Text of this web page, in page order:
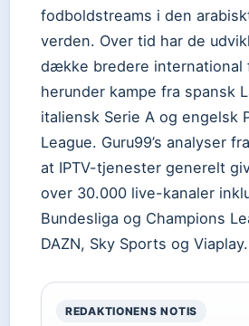
fodboldstreams i den
verden. Over tid har de
dække bredere international
herunder kampe fra spansk
italiensk Serie A og engelsk
League. Guru99’s analyser
at IPTV-tjenester generelt
over 30.000 live-kanaler
Bundesliga og Champions
DAZN, Sky Sports og Viaplay.
REDAKTIONENS NOTIS